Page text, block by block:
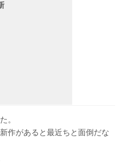
。
作があると最近ちと面倒だな